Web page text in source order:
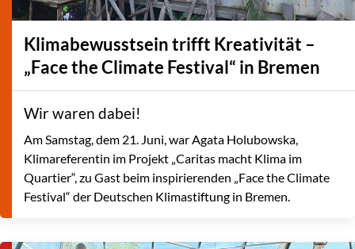
Klimabewusstsein trifft Kreativität –
„Face the Climate Festival“ in Bremen
Wir waren dabei!
Am Samstag, dem 21. Juni, war Agata Holubowska,
Klimareferentin im Projekt „Caritas macht Klima im
Quartier“, zu Gast beim inspirierenden „Face the Climate
Festival“ der Deutschen Klimastiftung in Bremen.